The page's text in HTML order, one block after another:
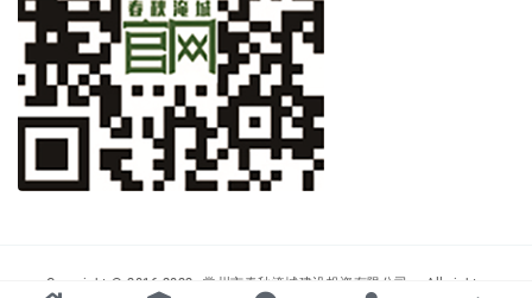
Copyright © 2016-2022 常州市春秋淹城建设投资有限公司 - All rights